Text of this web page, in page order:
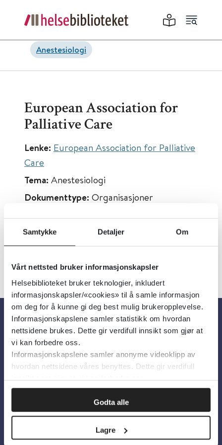
Samtykke Detaljer Om
Vårt nettsted bruker informasjonskapsler
Helsebiblioteket bruker teknologier, inkludert
informasjonskapsler/«cookies» til å samle informasjon
om deg for å kunne gi deg best mulig brukeropplevelse.
Informasjonskapslene samler statistikk om hvordan
nettsidene brukes. Dette gir verdifull innsikt som gjør at
vi kan forbedre oss.
Informasjonskapslene samler anonyme videoklipp av
hvordan nettsidene våres benyttes. Dette gir verdifull
innsikt som gjør at vi kan forbedre oss.
Godta alle
Lagre
Anestesiologi
European Association for
Palliative Care
Lenke: European Association for Palliative
Care
Tema: Anestesiologi
Dokumenttype: Organisasjoner
Om oss
Om Helsebiblioteket
Personvern og informasjonskapsler
Tilgjengelighetserklæring
Information in English
Bilder fra Colourbox.com